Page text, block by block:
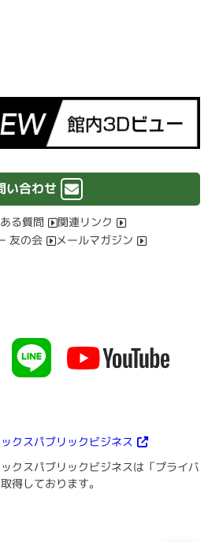
い合わせ
る質問
関連リンク
友の会
メールマガジン
クスパブリックビジネス
クスパブリックビジネスは「プライバ
得しております。